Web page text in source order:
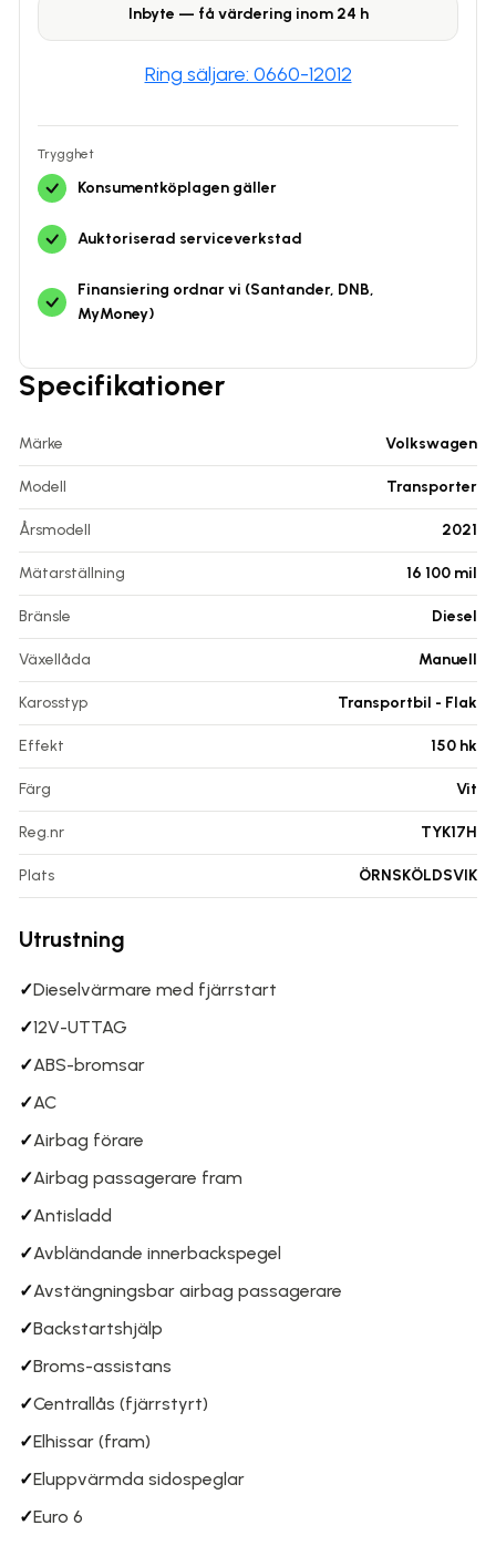
Specifikationer
Märke Volkswagen
Modell Transporter
Årsmodell 2021
Mätarställning 16 100 mil
Bränsle Diesel
Växellåda Manuell
Karosstyp Transportbil - Flak
Effekt 150 hk
Färg Vit
Reg.nr TYK17H
Plats ÖRNSKÖLDSVIK
Utrustning
✓Dieselvärmare med fjärrstart
✓12V-UTTAG
✓ABS-bromsar
✓AC
✓Airbag förare
✓Airbag passagerare fram
✓Antisladd
✓Avbländande innerbackspegel
✓Avstängningsbar airbag passagerare
✓Backstartshjälp
✓Broms-assistans
✓Centrallås (fjärrstyrt)
✓Elhissar (fram)
✓Eluppvärmda sidospeglar
✓Euro 6
Inbyte — få värdering inom 24 h
Ring säljare: 0660-12012
Trygghet
Konsumentköplagen gäller
Auktoriserad serviceverkstad
Finansiering ordnar vi (Santander, DNB,
MyMoney)